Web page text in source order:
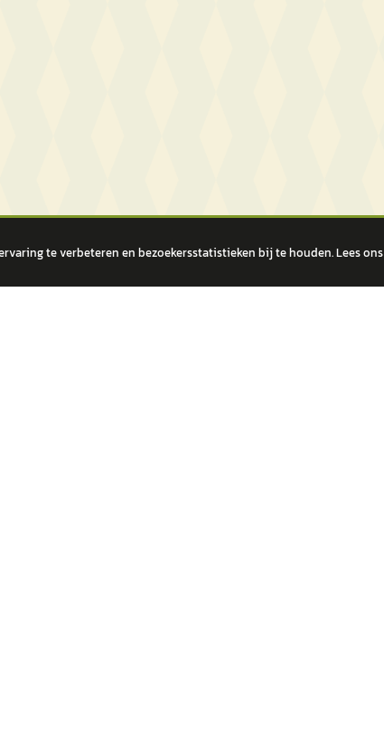
te verbeteren en bezoekersstatistieken bij te houden. Lees ons